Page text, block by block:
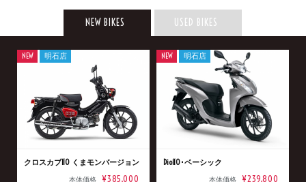
NEW BIKES USED BIKES
クロスカブ110 くまモンバージョン
本体価格 ¥385,000
NEW 明石店
Dio110･ベーシック
本体価格 ¥239,800
NEW 明石店